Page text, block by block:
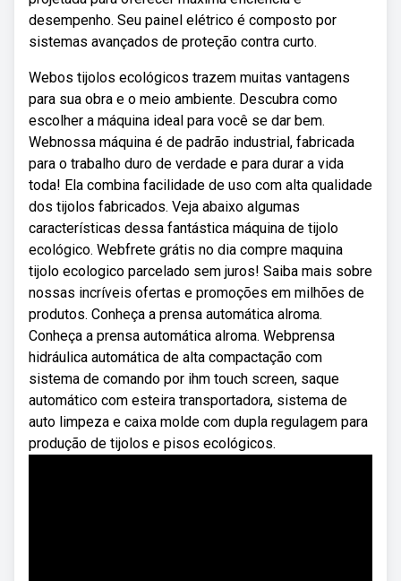
desempenho. Seu painel elétrico é composto por
sistemas avançados de proteção contra curto.
Webos tijolos ecológicos trazem muitas vantagens
para sua obra e o meio ambiente. Descubra como
escolher a máquina ideal para você se dar bem.
Webnossa máquina é de padrão industrial, fabricada
para o trabalho duro de verdade e para durar a vida
toda! Ela combina facilidade de uso com alta qualidade
dos tijolos fabricados. Veja abaixo algumas
características dessa fantástica máquina de tijolo
ecológico. Webfrete grátis no dia compre maquina
tijolo ecologico parcelado sem juros! Saiba mais sobre
nossas incríveis ofertas e promoções em milhões de
produtos. Conheça a prensa automática alroma.
Conheça a prensa automática alroma. Webprensa
hidráulica automática de alta compactação com
sistema de comando por ihm touch screen, saque
automático com esteira transportadora, sistema de
auto limpeza e caixa molde com dupla regulagem para
produção de tijolos e pisos ecológicos.